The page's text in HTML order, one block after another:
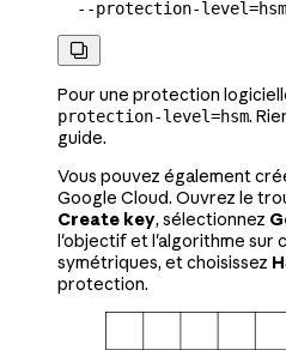
  --protection-level=hsm

Pour une protection
protection-level=hsm.
guide.
Vous pouvez également
Google Cloud. Ouvrez le
Create key, sélectionnez
l'objectif et l'algorithme
symétriques, et choisissez
protection.